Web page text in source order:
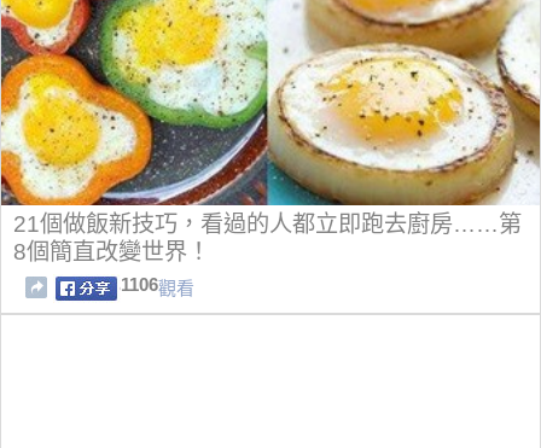
21個做飯新技巧，看過的人都立即跑去廚房……第
8個簡直改變世界！
1106觀看